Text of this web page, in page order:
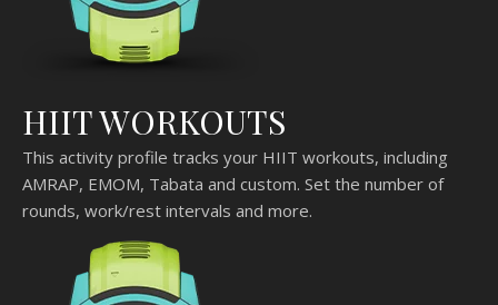
HIIT WORKOUTS
This activity profile tracks your HIIT workouts, including
AMRAP, EMOM, Tabata and custom. Set the number of
rounds, work/rest intervals and more.